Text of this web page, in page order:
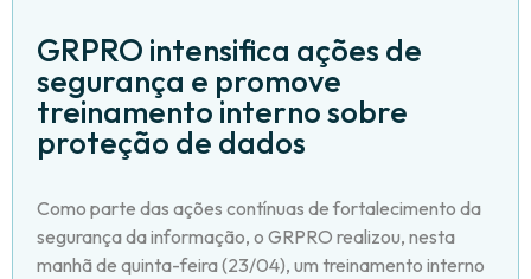
GRPRO intensifica ações de
segurança e promove
treinamento interno sobre
proteção de dados
Como parte das ações contínuas de fortalecimento da
segurança da informação, o GRPRO realizou, nesta
manhã de quinta-feira (23/04), um treinamento interno